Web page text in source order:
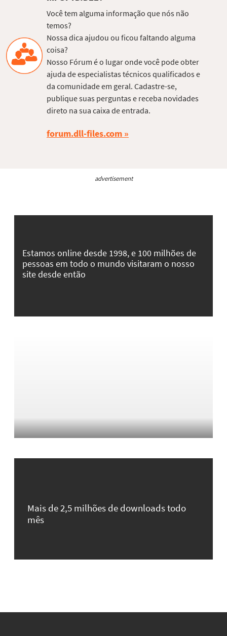
Você tem alguma informação que nós não
temos?
Nossa dica ajudou ou ficou faltando alguma
coisa?
Nosso Fórum é o lugar onde você pode obter
ajuda de especialistas técnicos qualificados e
da comunidade em geral. Cadastre-se,
publique suas perguntas e receba novidades
direto na sua caixa de entrada.
forum.dll-files.com
advertisement
Estamos online desde 1998, e 100 milhões de
pessoas em todo o mundo visitaram o nosso
site desde então
Mais de 2,5 milhões de downloads todo
mês